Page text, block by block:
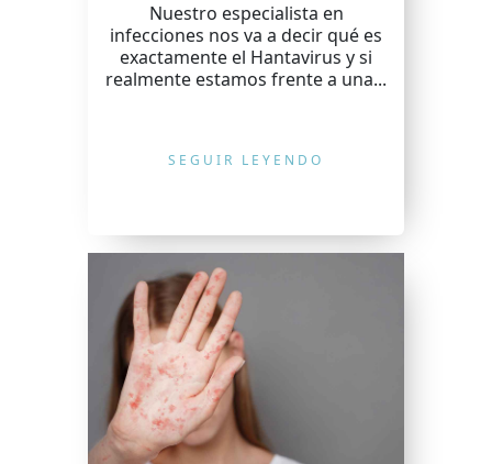
Nuestro especialista en
infecciones nos va a decir qué es
exactamente el Hantavirus y si
realmente estamos frente a una...
SEGUIR LEYENDO